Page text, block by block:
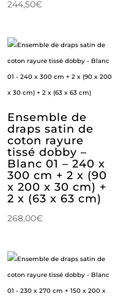
244,50€
Ensemble de
draps satin de
coton rayure
tissé dobby –
Blanc 01 – 240 x
300 cm + 2 x (90
x 200 x 30 cm) +
2 x (63 x 63 cm)
268,00€